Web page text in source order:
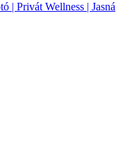
| Privát Wellness | Jasná